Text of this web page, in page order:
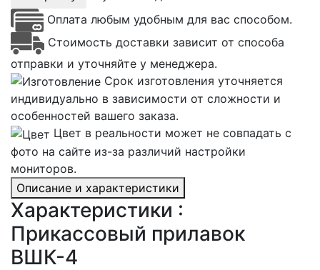
Оплата любым удобным для вас способом.
Стоимость доставки зависит от способа
отправки и уточняйте у менеджера.
Срок изготовления уточняется
индивидуально в зависимости от сложности и
особенностей вашего заказа.
Цвет в реальности может не совпадать с
фото на сайте из-за различий настройки
мониторов.
Описание и характеристики
Характеристики :
Прикассовый прилавок
ВШК-4